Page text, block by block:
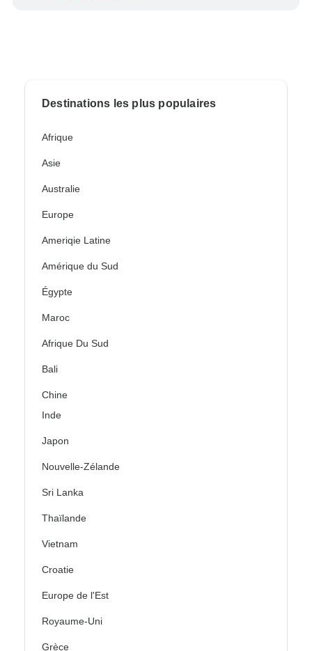
Destinations les plus populaires
Afrique
Asie
Australie
Europe
Ameriqie Latine
Amérique du Sud
Égypte
Maroc
Afrique Du Sud
Bali
Chine
Inde
Japon
Nouvelle-Zélande
Sri Lanka
Thaïlande
Vietnam
Croatie
Europe de l'Est
Royaume-Uni
Grèce